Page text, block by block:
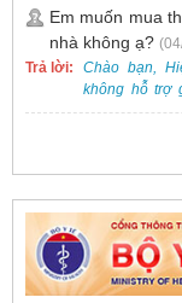
là một kỹ thuật
và phổ biến.
Em muốn mua
nhà không ạ?
Trả lời:
Chào bạn,
không hỗ trợ
Việc cấp phát
trực tiếp.